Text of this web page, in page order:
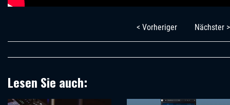
< Vorheriger Nächster >
Lesen Sie auch: